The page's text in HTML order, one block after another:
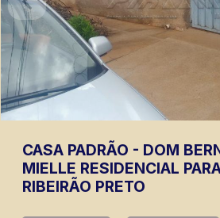
CASA PADRÃO - DOM
MIELLE RESIDENCIAL
RIBEIRÃO PRETO